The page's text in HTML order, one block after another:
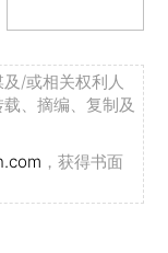
/或相关权利人
、摘编、复制及
，获得书面